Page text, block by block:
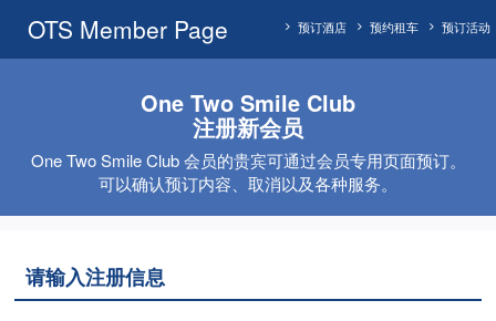
OTS Member Page 预订活动
预约租车
预订酒店
One Two Smile Club
注册新会员
One Two Smile Club 会员的贵宾可通过会员专用页面预订。
可以确认预订内容、取消以及各种服务。
请输入注册信息